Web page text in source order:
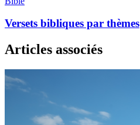
Versets bibliques par thèmes
Articles associés